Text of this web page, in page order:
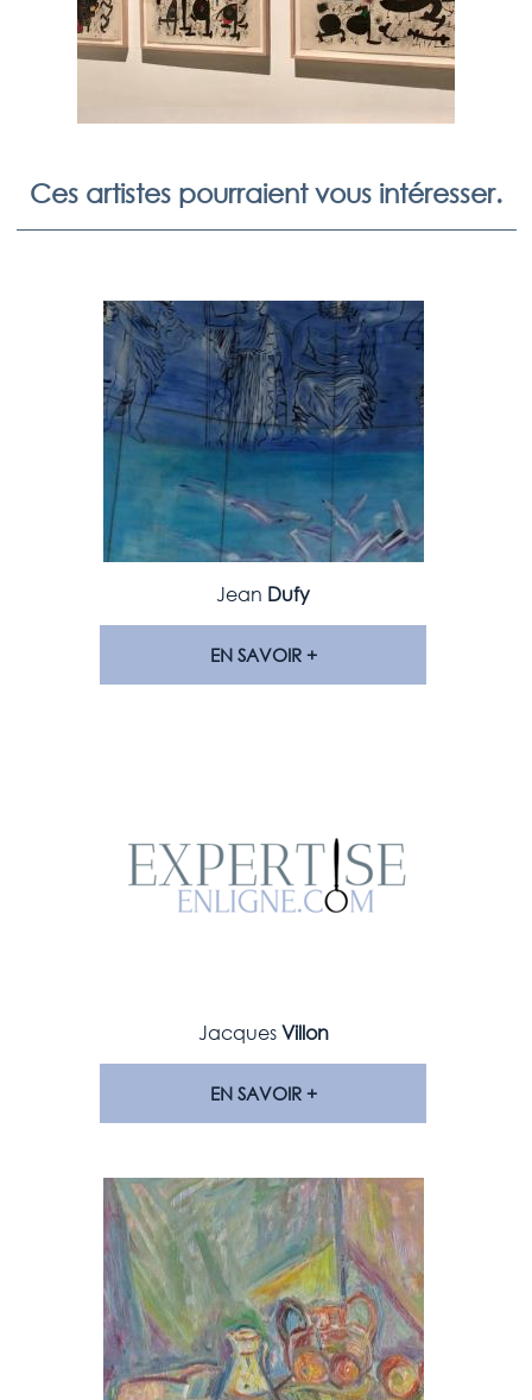
Ces artistes pourraient vous intéresser.
Jean Dufy
EN SAVOIR +
JacquesVillon
EN SAVOIR +